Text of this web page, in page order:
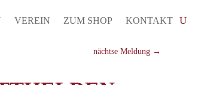
VEREIN ZUM SHOP KONTAKT
nächtse Meldung→